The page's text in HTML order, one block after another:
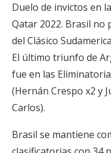
Duelo de invictos en
Qatar 2022. Brasil no
del Clásico
El último triunfo de
fue en las
(Hernán Crespo x2 y
Carlos).
Brasil se mantiene